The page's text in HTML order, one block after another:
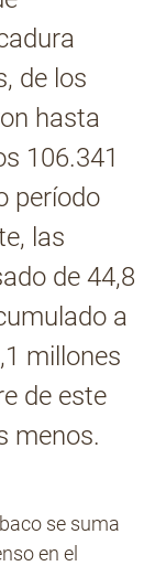
de los
hasta
106.341
período
las
de 44,8
a
millones
de este
menos.
se suma
en el